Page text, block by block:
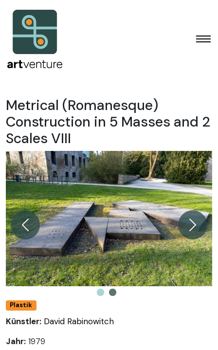
Metrical (Romanesque)
Construction in 5 Masses and 2
Scales VIII
Zurück Weiter
Plastik
Künstler: David Rabinowitch
Jahr: 1979